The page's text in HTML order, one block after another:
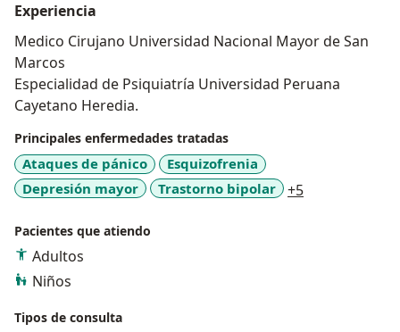
Experiencia
Medico Cirujano Universidad Nacional Mayor de San
Marcos
Especialidad de Psiquiatría Universidad Peruana
Cayetano Heredia.
Principales enfermedades tratadas
Ataques de pánico
Esquizofrenia
Depresión mayor
Trastorno bipolar +5
Pacientes que atiendo
Adultos
Niños
Tipos de consulta